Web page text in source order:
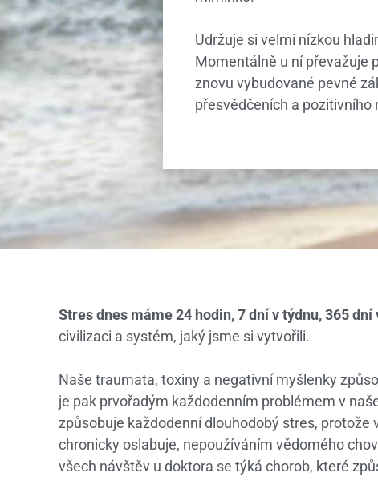
Udržuje si velmi nízkou
Momentálně u ní převažuje
znovu vybudované pevné
přesvědčeních a pozitivního
Stres dnes máme 24 hodin, 7 dní v týdnu, 365 dní
civilizaci a systém, jaký jsme si vytvořili.
Naše traumata, toxiny a negativní myšlenky
je pak prvořadým každodenním problémem v
způsobuje každodenní dlouhodobý stres,
chronicky oslabuje, nepoužíváním vědomého
všech návštěv u doktora se týká chorob, které